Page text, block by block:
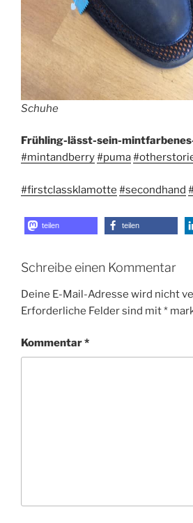
Schuhe
Frühling-lässt-sein-
#mintandberry#puma
#firstclassklamotte #secondhand
teilen teilen
Schreibe einen Kommentar
Deine E-Mail-Adresse wird nicht
Erforderliche Felder sind mit*
Kommentar*